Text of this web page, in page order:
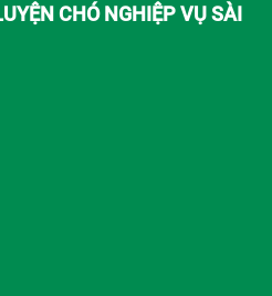
CHÓ NGHIỆP VỤ SÀI